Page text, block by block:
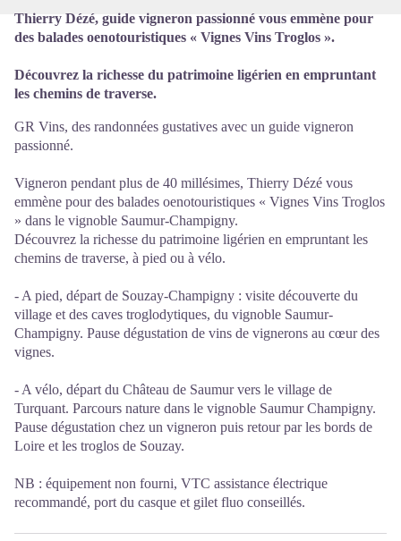
Thierry Dézé, guide vigneron passionné vous emmène pour
des balades oenotouristiques « Vignes Vins Troglos ».
Découvrez la richesse du patrimoine ligérien en empruntant
les chemins de traverse.
GR Vins, des randonnées gustatives avec un guide vigneron
passionné.
Vigneron pendant plus de 40 millésimes, Thierry Dézé vous
emmène pour des balades oenotouristiques « Vignes Vins Troglos
» dans le vignoble Saumur-Champigny.
Découvrez la richesse du patrimoine ligérien en empruntant les
chemins de traverse, à pied ou à vélo.
- A pied, départ de Souzay-Champigny : visite découverte du
village et des caves troglodytiques, du vignoble Saumur-
Champigny. Pause dégustation de vins de vignerons au cœur des
vignes.
- A vélo, départ du Château de Saumur vers le village de
Turquant. Parcours nature dans le vignoble Saumur Champigny.
Pause dégustation chez un vigneron puis retour par les bords de
Loire et les troglos de Souzay.
NB : équipement non fourni, VTC assistance électrique
recommandé, port du casque et gilet fluo conseillés.